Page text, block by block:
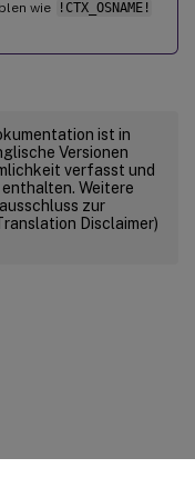
wie
!CTX_OSNAME!
ist in
Versionen
verfasst und
Weitere
zur
Disclaimer)